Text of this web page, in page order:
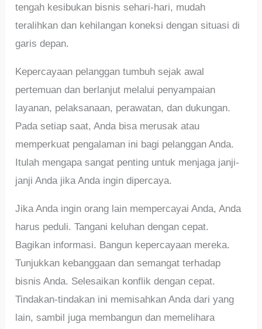
tengah kesibukan bisnis sehari-hari, mudah
teralihkan dan kehilangan koneksi dengan situasi di
garis depan.
Kepercayaan pelanggan tumbuh sejak awal
pertemuan dan berlanjut melalui penyampaian
layanan, pelaksanaan, perawatan, dan dukungan.
Pada setiap saat, Anda bisa merusak atau
memperkuat pengalaman ini bagi pelanggan Anda.
Itulah mengapa sangat penting untuk menjaga janji-
janji Anda jika Anda ingin dipercaya.
Jika Anda ingin orang lain mempercayai Anda, Anda
harus peduli. Tangani keluhan dengan cepat.
Bagikan informasi. Bangun kepercayaan mereka.
Tunjukkan kebanggaan dan semangat terhadap
bisnis Anda. Selesaikan konflik dengan cepat.
Tindakan-tindakan ini memisahkan Anda dari yang
lain, sambil juga membangun dan memelihara